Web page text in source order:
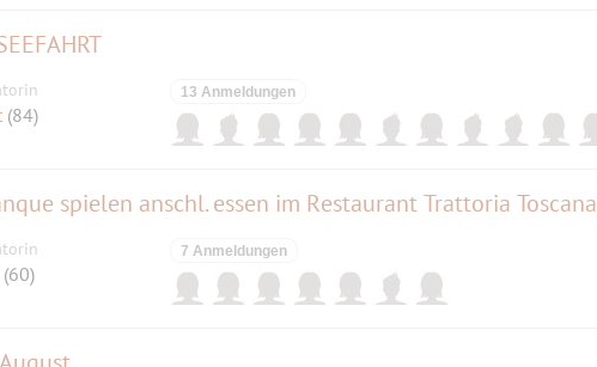
(84)
13 Anmeldungen
spielen anschl. essen im Restaurant Trattoria Toscana
(60)
7 Anmeldungen